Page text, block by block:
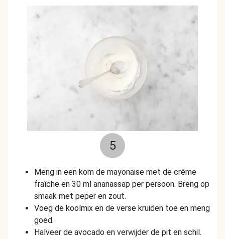
5
Meng in een kom de mayonaise met de crème
fraîche en 30 ml ananassap per persoon. Breng op
smaak met peper en zout.
Voeg de koolmix en de verse kruiden toe en meng
goed.
Halveer de avocado en verwijder de pit en schil.